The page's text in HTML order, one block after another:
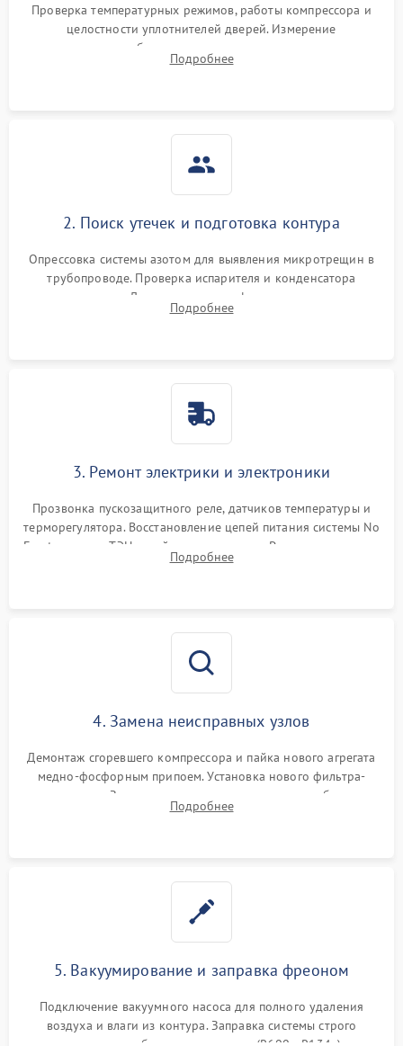
Проверка температурных режимов, работы компрессора и
целостности уплотнителей дверей. Измерение
сопротивления обмоток мотора, проверка термостата и
считывание кодов ошибок с электронного дисплея.
Подробнее
2. Поиск утечек и подготовка контура
Опрессовка системы азотом для выявления микротрещин в
трубопроводе. Проверка испарителя и конденсатора
течеискателем. Демонтаж старого фильтра-осушителя и
продувка капиллярной трубки для устранения засоров.
Подробнее
3. Ремонт электрики и электроники
Прозвонка пускозащитного реле, датчиков температуры и
терморегулятора. Восстановление цепей питания системы No
Frost, включая ТЭН оттайки и вентилятор. Ремонт или замена
платы управления при сбоях алгоритмов.
Подробнее
4. Замена неисправных узлов
Демонтаж сгоревшего компрессора и пайка нового агрегата
медно-фосфорным припоем. Установка нового фильтра-
осушителя. Замена изношенных вентиляторов обдува,
сломанных заслонок или поврежденных дверных петель.
Подробнее
5. Вакуумирование и заправка фреоном
Подключение вакуумного насоса для полного удаления
воздуха и влаги из контура. Заправка системы строго